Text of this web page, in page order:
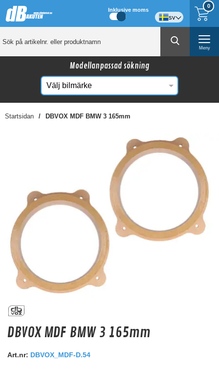
0
Inklusive moms
sv
Meny
Modellanpassad sökning
Startsidan DBVOX MDF BMW 3 165mm
Kanske någon av dessa produkter kan intressera
dig?
8" MDF ring MDF.UNI02
8" MDF Distansring
Snabblager 1-3 dagar
DBVOX MDF BMW 3 165mm
Art.nr: DBVOX_MDF-D.54